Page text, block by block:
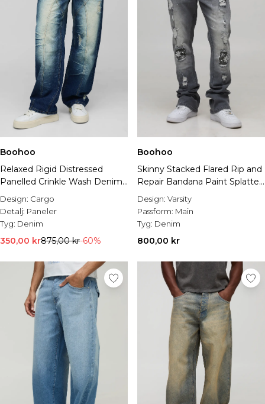
Boohoo
Relaxed Rigid Distressed
Panelled Crinkle Wash Denim
Jeans
Design: Cargo
Detalj: Paneler
Tyg: Denim
350,00 kr875,00 kr-60%
Boohoo
Skinny Stacked Flared Rip and
Repair Bandana Paint Splatter
Jeans
Design: Varsity
Passform: Main
Tyg: Denim
800,00 kr